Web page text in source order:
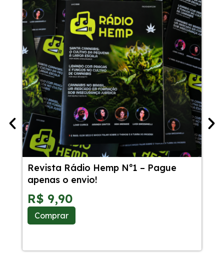
Revista Rádio Hemp Nº1 – Pague
apenas o envio!
R$ 9,90
Comprar